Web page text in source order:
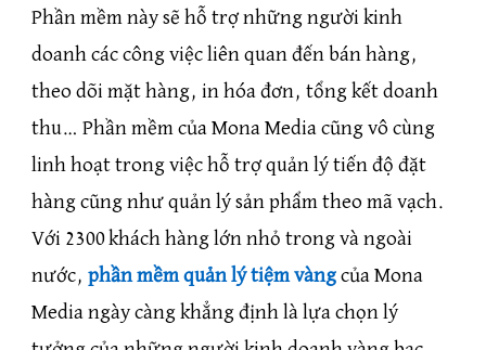
Phần mềm này sẽ hỗ trợ những người kinh
doanh các công việc liên quan đến bán hàng,
theo dõi mặt hàng, in hóa đơn, tổng kết doanh
thu… Phần mềm của Mona Media cũng vô cùng
linh hoạt trong việc hỗ trợ quản lý tiến độ đặt
hàng cũng như quản lý sản phẩm theo mã vạch.
Với 2300 khách hàng lớn nhỏ trong và ngoài
nước, phần mềm quản lý tiệm vàngcủa Mona
Media ngày càng khẳng định là lựa chọn lý